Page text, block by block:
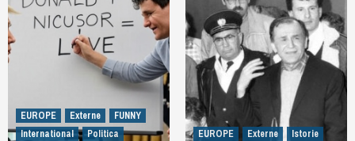
EUROPE Externe
FUNNY
International
Politica
EUROPE Externe
Istorie